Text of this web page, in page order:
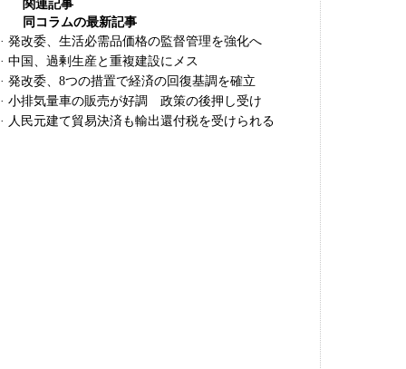
関連記事
同コラムの最新記事
· 発改委、生活必需品価格の監督管理を強化へ
· 中国、過剰生産と重複建設にメス
· 発改委、8つの措置で経済の回復基調を確立
· 小排気量車の販売が好調 政策の後押し受け
· 人民元建て貿易決済も輸出還付税を受けられる